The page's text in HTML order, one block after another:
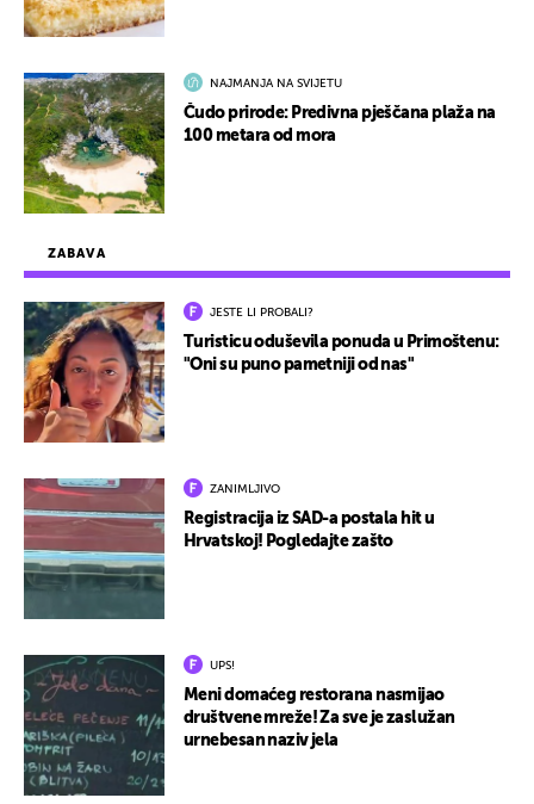
ZABAVA
JESTE LI PROBALI?
Turisticu oduševila ponuda u Primoštenu:
"Oni su puno pametniji od nas"
ZANIMLJIVO
Registracija iz SAD-a postala hit u
Hrvatskoj! Pogledajte zašto
UPS!
Meni domaćeg restorana nasmijao
društvene mreže! Za sve je zaslužan
urnebesan naziv jela
NAJMANJA NA SVIJETU
Čudo prirode: Predivna pješčana plaža na
100 metara od mora